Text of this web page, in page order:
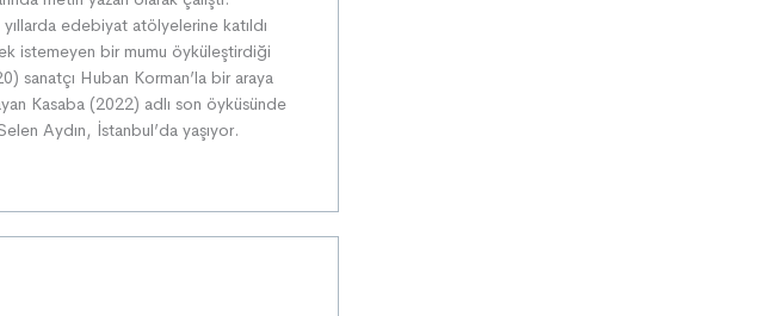
edebiyat atölyelerine katıldı
istemeyen bir mumu öyküleştirdiği
sanatçı Huban Korman’la bir araya
Kasaba (2022) adlı son öyküsünde
Aydın, İstanbul’da yaşıyor.